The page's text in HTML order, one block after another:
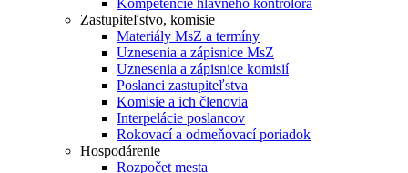
Kompetencie hlavného kontrolóra
Zastupiteľstvo, komisie
Materiály MsZ a termíny
Uznesenia a zápisnice MsZ
Uznesenia a zápisnice komisií
Poslanci zastupiteľstva
Komisie a ich členovia
Interpelácie poslancov
Rokovací a odmeňovací poriadok
Hospodárenie
Rozpočet mesta